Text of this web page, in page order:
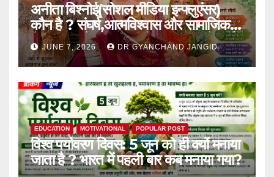
अनीता बिश्नोई(सोशल मीडिया इन्फ्लुएंसर)
कौन है ? संघर्ष,आत्मविश्वास और सामाजिक
चेतना की प्रेरक,हाल ही में एक घटना से आई
चर्चा में,
JUNE 7, 2026 DR GYANCHAND JANGID
EDUCATION MOTIVATIONAL POPULAR POST
विश्व पर्यावरण दिवस: 5 जून को ही क्यों मनाया
जाता है ? भारत में पहली बार कब मनाया गया?